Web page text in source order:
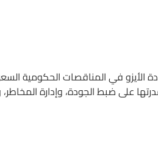
الأيزو في المناقصات الحكومية
على ضبط الجودة، وإدارة